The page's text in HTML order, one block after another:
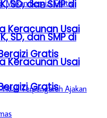
SD, dan SMP di
Keracunan Usai
Gratis
SD, dan SMP di
Keracunan Usai
Gratis